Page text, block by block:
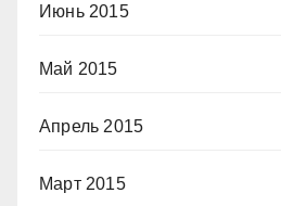
Июнь 2015
Май 2015
Апрель 2015
Март 2015